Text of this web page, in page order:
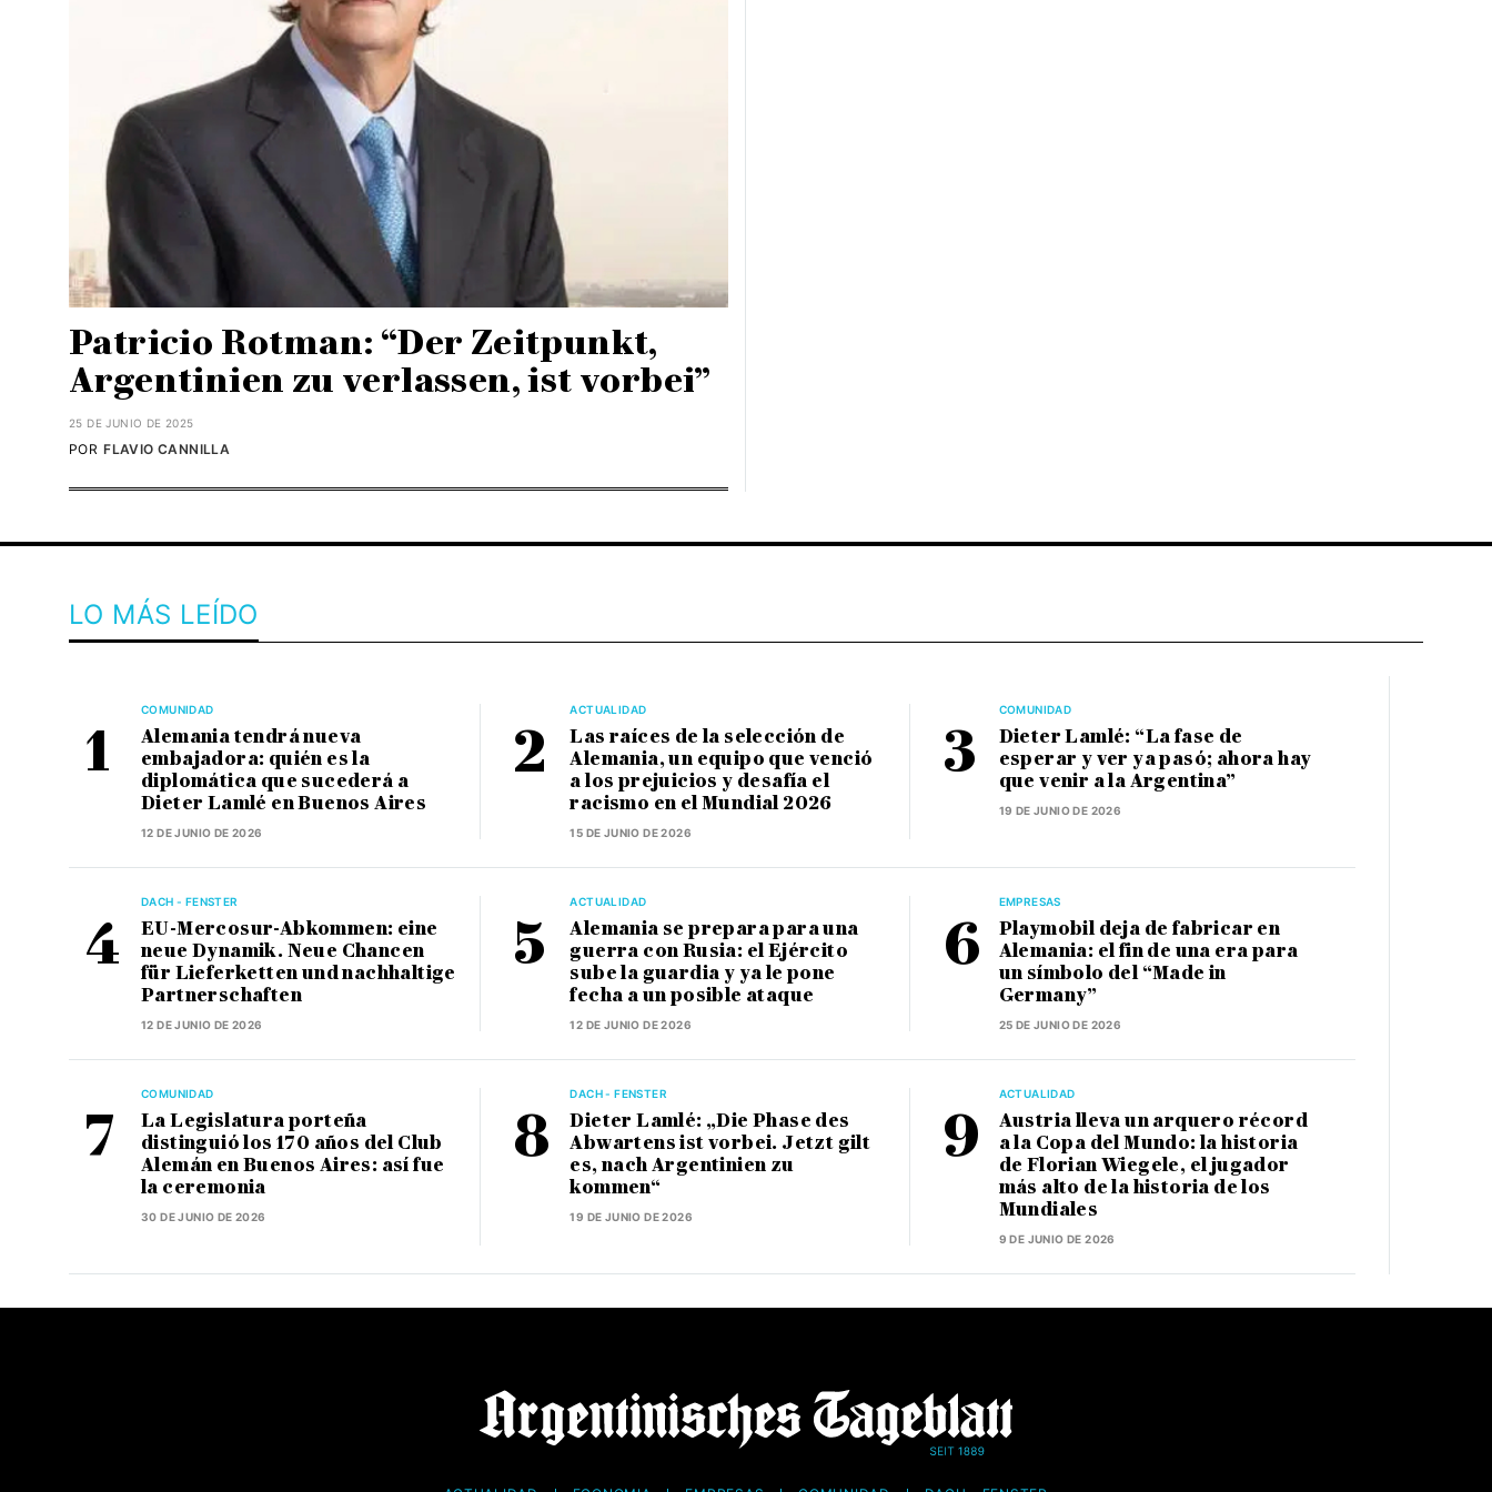
Patricio Rotman: “Der Zeitpunkt,
Argentinien zu verlassen, ist vorbei”
25 DE JUNIO DE 2025
FLAVIO CANNILLA
POR
LO MÁS LEÍDO
COMUNIDAD
Alemania tendrá nueva
embajadora: quién es la
diplomática que sucederá a
Dieter Lamlé en Buenos Aires
12 DE JUNIO DE 2026
ACTUALIDAD
Las raíces de la selección de
Alemania, un equipo que venció
a los prejuicios y desafía el
racismo en el Mundial 2026
15 DE JUNIO DE 2026
COMUNIDAD
Dieter Lamlé: “La fase de
esperar y ver ya pasó; ahora hay
que venir a la Argentina”
19 DE JUNIO DE 2026
DACH - FENSTER
EU-Mercosur-Abkommen: eine
neue Dynamik. Neue Chancen
für Lieferketten und nachhaltige
Partnerschaften
12 DE JUNIO DE 2026
ACTUALIDAD
Alemania se prepara para una
guerra con Rusia: el Ejército
sube la guardia y ya le pone
fecha a un posible ataque
12 DE JUNIO DE 2026
EMPRESAS
Playmobil deja de fabricar en
Alemania: el fin de una era para
un símbolo del “Made in
Germany”
25 DE JUNIO DE 2026
COMUNIDAD
La Legislatura porteña
distinguió los 170 años del Club
Alemán en Buenos Aires: así fue
la ceremonia
30 DE JUNIO DE 2026
DACH - FENSTER
Dieter Lamlé: „Die Phase des
Abwartens ist vorbei. Jetzt gilt
es, nach Argentinien zu
kommen“
19 DE JUNIO DE 2026
ACTUALIDAD
Austria lleva un arquero récord
a la Copa del Mundo: la historia
de Florian Wiegele, el jugador
más alto de la historia de los
Mundiales
9 DE JUNIO DE 2026